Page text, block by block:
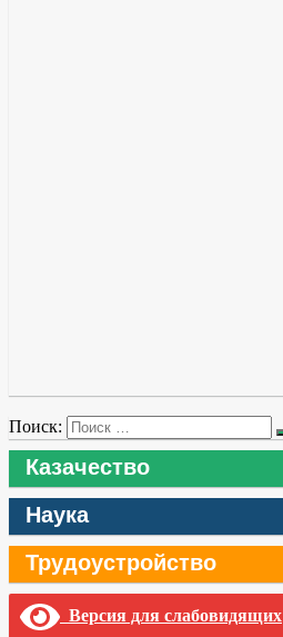
Поиск:
Казачество
Наука
Трудоустройство
Версия для слабовидящих